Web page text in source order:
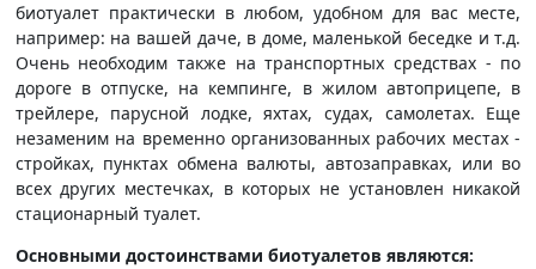
биотуалет практически в любом, удобном для вас месте,
например: на вашей даче, в доме, маленькой беседке и т.д.
Очень необходим также на транспортных средствах - по
дороге в отпуске, на кемпинге, в жилом автоприцепе, в
трейлере, парусной лодке, яхтах, судах, самолетах. Еще
незаменим на временно организованных рабочих местах -
стройках, пунктах обмена валюты, автозаправках, или во
всех других местечках, в которых не установлен никакой
стационарный туалет.
Основными достоинствами биотуалетов являются: